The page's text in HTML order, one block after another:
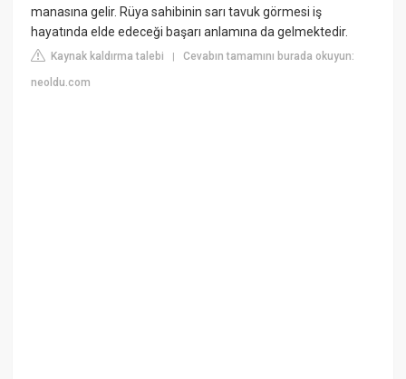
manasına gelir. Rüya sahibinin sarı tavuk görmesi iş
hayatında elde edeceği başarı anlamına da gelmektedir.
Kaynak kaldırma talebi |Cevabın tamamını burada okuyun:
neoldu.com